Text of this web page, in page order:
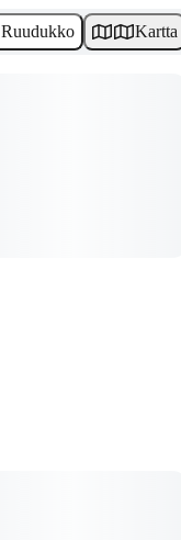
Ruudukko Kartta